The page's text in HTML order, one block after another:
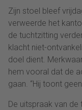
Zijn stoel bleef
verweerde het
de tuchtzitting
klacht niet-
doel dient.
hem vooral dat de
gaan. “Hij toont
De uitspraak van